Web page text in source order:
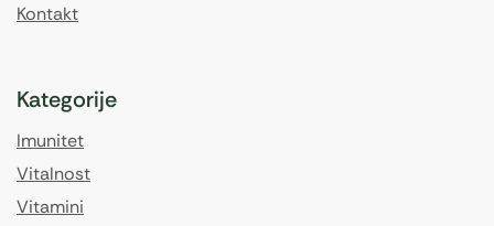
Kontakt
Kategorije
Imunitet
Vitalnost
Vitamini